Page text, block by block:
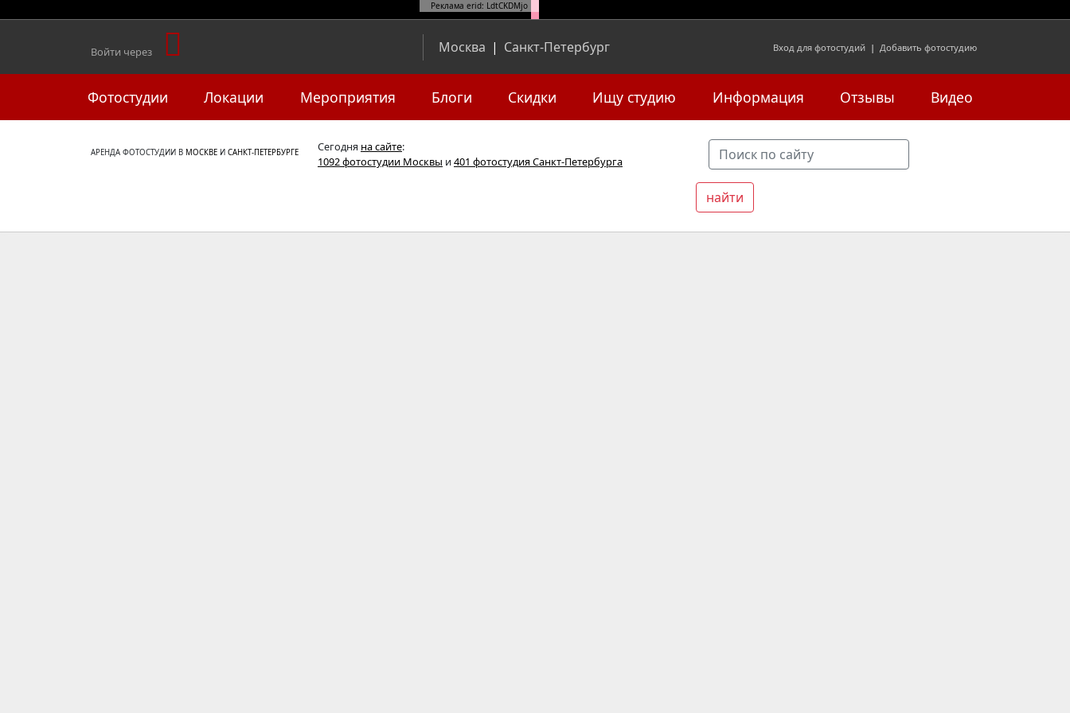
Реклама erid: LdtCKDMjo
Войти через Москва | Санкт-Петербург Вход для фотостудий | Добавить фотостудию
Фотостудии Локации Мероприятия Блоги Скидки Ищу студию Информация Отзывы Видео
АРЕНДА ФОТОСТУДИИ В МОСКВЕ И САНКТ-ПЕТЕРБУРГЕ Сегодня на сайте:
1092 фотостудии Москвы и401 фотостудия Санкт-Петербурга